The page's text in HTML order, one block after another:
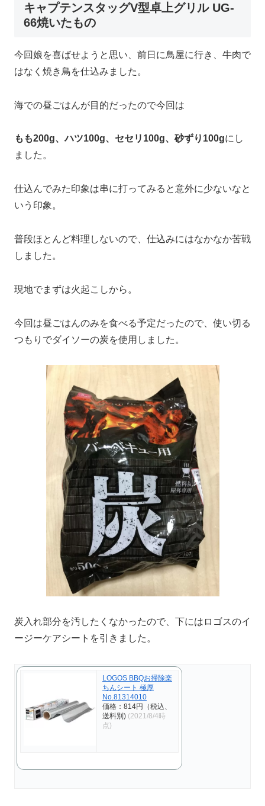
キャプテンスタッグV型卓上グリル UG-
66焼いたもの
今回娘を喜ばせようと思い、前日に鳥屋に行き、牛肉で
はなく焼き鳥を仕込みました。
海での昼ごはんが目的だったので今回は
もも200g、ハツ100g、セセリ100g、砂ずり100gにし
ました。
仕込んでみた印象は串に打ってみると意外に少ないなと
いう印象。
普段ほとんど料理しないので、仕込みにはなかなか苦戦
しました。
現地でまずは火起こしから。
今回は昼ごはんのみを食べる予定だったので、使い切る
つもりでダイソーの炭を使用しました。
炭入れ部分を汚したくなかったので、下にはロゴスのイ
ージーケアシートを引きました。
LOGOS BBQお掃除楽
ちんシート 極厚
No.81314010
価格：814円（税込、
送料別) (2021/8/4時
点)